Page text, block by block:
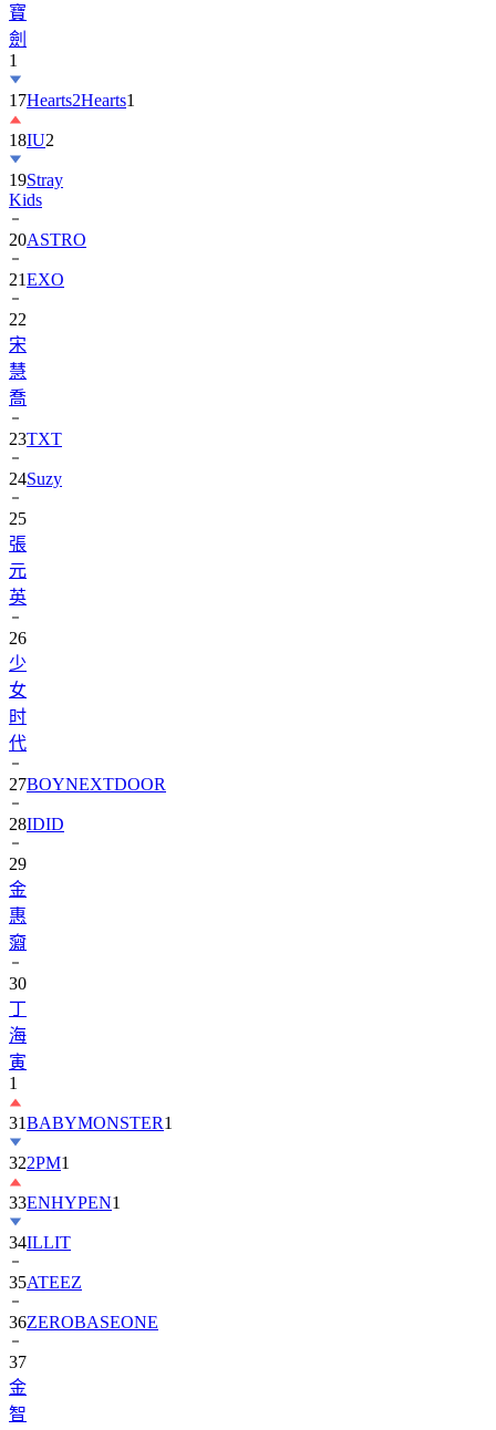
寶
劍
1
17Hearts2Hearts1
18IU2
19Stray
Kids
20ASTRO
21EXO
22
宋
慧
喬
23TXT
24Suzy
25
張
元
英
26
少
女
时
代
27BOYNEXTDOOR
28IDID
29
金
惠
奫
30
丁
海
寅
1
31BABYMONSTER1
322PM1
33ENHYPEN1
34ILLIT
35ATEEZ
36ZEROBASEONE
37
金
智